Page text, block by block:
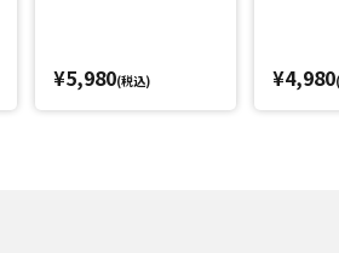
¥5,980(税込) ¥4,980